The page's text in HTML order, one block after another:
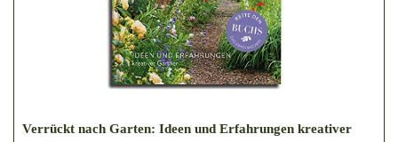
Verrückt nach Garten: Ideen und Erfahrungen kreativer